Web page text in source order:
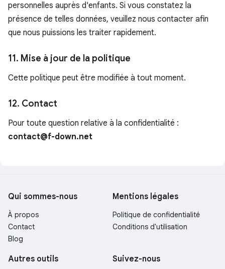
personnelles auprès d'enfants. Si vous constatez la
présence de telles données, veuillez nous contacter afin
que nous puissions les traiter rapidement.
11. Mise à jour de la politique
Cette politique peut être modifiée à tout moment.
12. Contact
Pour toute question relative à la confidentialité :
contact@f-down.net
Qui sommes-nous
À propos
Contact
Blog
Mentions légales
Politique de confidentialité
Conditions d'utilisation
Autres outils Suivez-nous